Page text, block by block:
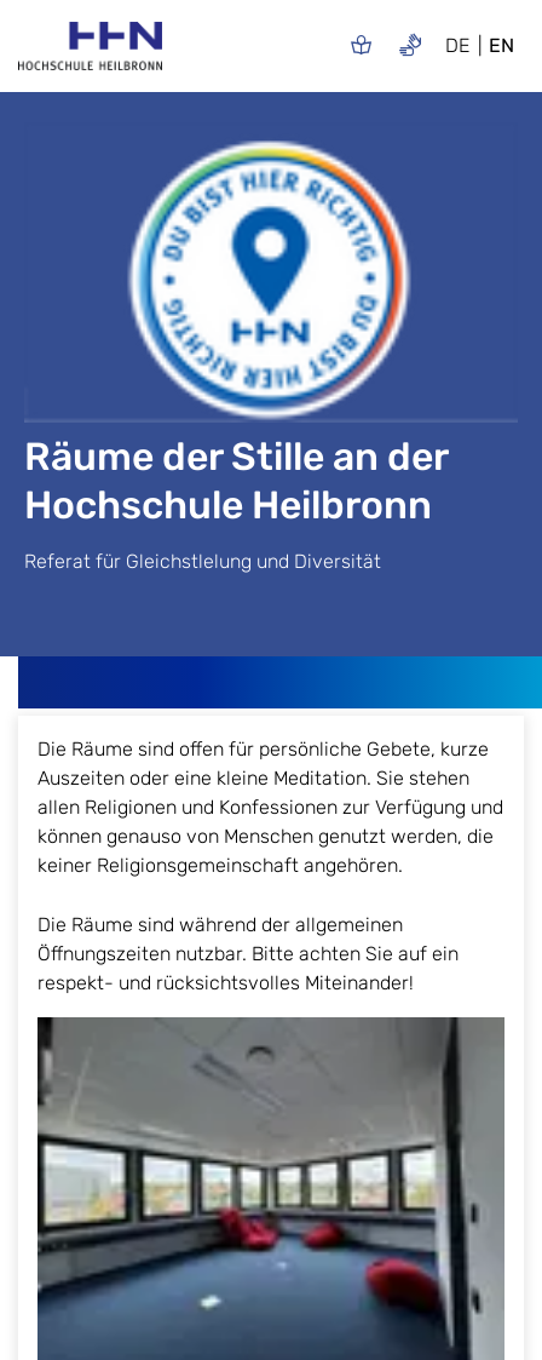
DE EN
Räume der Stille an der
Hochschule Heilbronn
Referat für Gleichstlelung und Diversität
Die Räume sind offen für persönliche Gebete, kurze
Auszeiten oder eine kleine Meditation. Sie stehen
allen Religionen und Konfessionen zur Verfügung und
können genauso von Menschen genutzt werden, die
keiner Religionsgemeinschaft angehören.
Die Räume sind während der allgemeinen
Öffnungszeiten nutzbar. Bitte achten Sie auf ein
respekt- und rücksichtsvolles Miteinander!